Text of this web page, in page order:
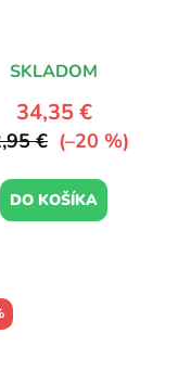
SKLADOM
34,35 €
€ (–20 %)
DO KOŠÍKA